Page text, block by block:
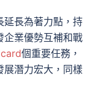
延長為著力點，持
企業優勢互補和戰
個重要任務，
展潛力宏大，同樣